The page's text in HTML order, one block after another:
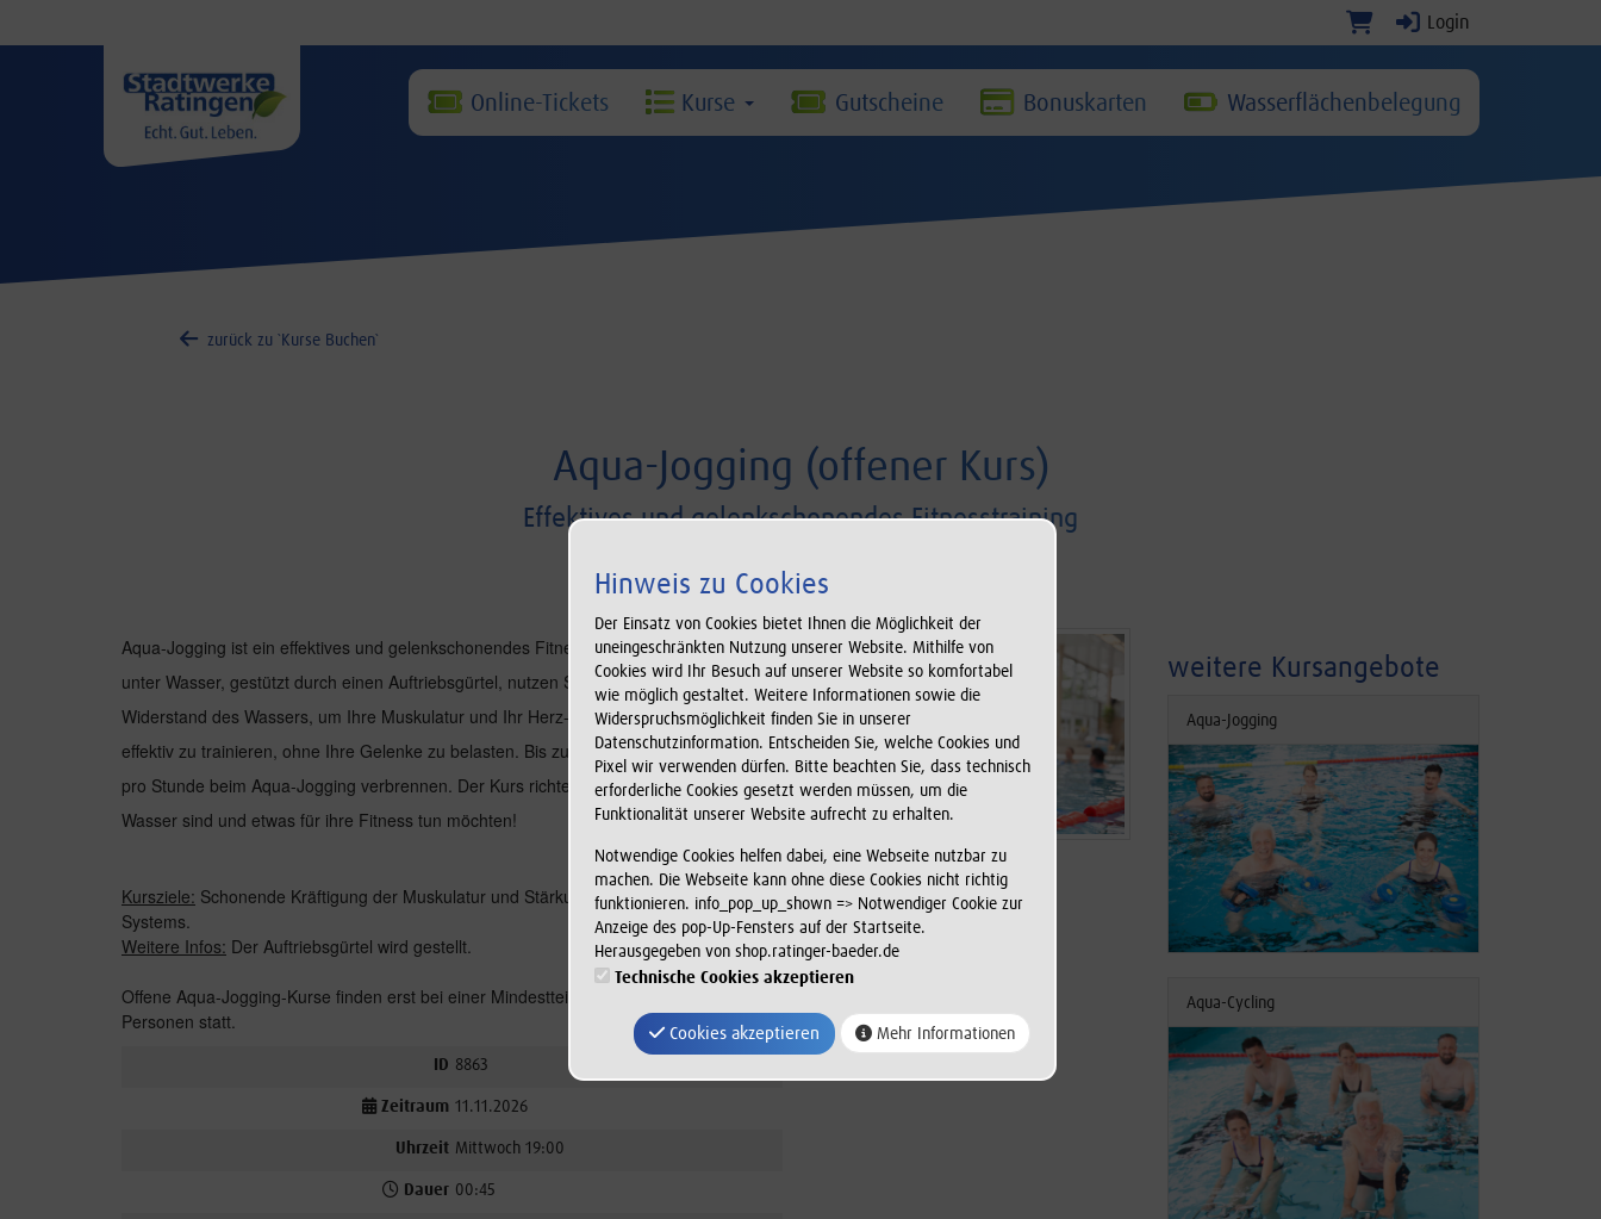
Login
Online-Tickets Kurse Gutscheine Bonuskarten Wasserflächenbelegung
zurück zu `Kurse Buchen`
Aqua-Jogging (offener Kurs)
Effektives und gelenkschonendes Fitnesstraining
Mittwoch 11.11.2026
Aqua-Jogging ist ein effektives und gelenkschonendes Fitnesstraining. Beim Joggen
unter Wasser, gestützt durch einen Auftriebsgürtel, nutzen Sie den natürlichen
Widerstand des Wassers, um Ihre Muskulatur und Ihr Herz-Kreislauf-System sanft und
effektiv zu trainieren, ohne Ihre Gelenke zu belasten. Bis zu 800 Kalorien können Sie
pro Stunde beim Aqua-Jogging verbrennen. Der Kurs richtet sich an alle, die gerne im
Wasser sind und etwas für ihre Fitness tun möchten!
Kursziele: Schonende Kräftigung der Muskulatur und Stärkung des Herz-Kreislauf-
Systems.
Weitere Infos: Der Auftriebsgürtel wird gestellt.
Offene Aqua-Jogging-Kurse finden erst bei einer Mindestteilnehmerzahl von 5
Personen statt.
ID 8863
Zeitraum 11.11.2026
Uhrzeit Mittwoch 19:00
Dauer 00:45
weitere Kursangebote
Aqua-Jogging
Aqua-Cycling
Hinweis zu Cookies
Der Einsatz von Cookies bietet Ihnen die Möglichkeit der
uneingeschränkten Nutzung unserer Website. Mithilfe von
Cookies wird Ihr Besuch auf unserer Website so komfortabel
wie möglich gestaltet. Weitere Informationen sowie die
Widerspruchsmöglichkeit finden Sie in unserer
Datenschutzinformation. Entscheiden Sie, welche Cookies und
Pixel wir verwenden dürfen. Bitte beachten Sie, dass technisch
erforderliche Cookies gesetzt werden müssen, um die
Funktionalität unserer Website aufrecht zu erhalten.
Notwendige Cookies helfen dabei, eine Webseite nutzbar zu
machen. Die Webseite kann ohne diese Cookies nicht richtig
funktionieren. info_pop_up_shown => Notwendiger Cookie zur
Anzeige des pop-Up-Fensters auf der Startseite.
Herausgegeben von shop.ratinger-baeder.de
Technische Cookies akzeptieren
Cookies akzeptieren Mehr Informationen